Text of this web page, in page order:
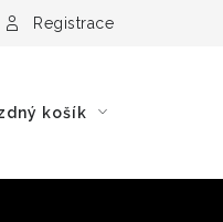
Registrace
košík